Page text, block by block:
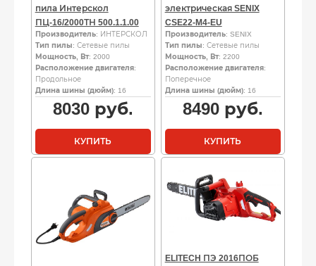
пила Интерскол
ПЦ-16/2000ТН 500.1.1.00
Производитель: ИНТЕРСКОЛ
Тип пилы: Сетевые пилы
Мощность, Вт: 2000
Расположение двигателя:
Продольное
Длина шины (дюйм): 16
8030руб.
КУПИТЬ
электрическая SENIX
CSE22-M4-EU
Производитель: SENIX
Тип пилы: Сетевые пилы
Мощность, Вт: 2200
Расположение двигателя:
Поперечное
Длина шины (дюйм): 16
8490руб.
КУПИТЬ
ELITECH ПЭ 2016ПОБ